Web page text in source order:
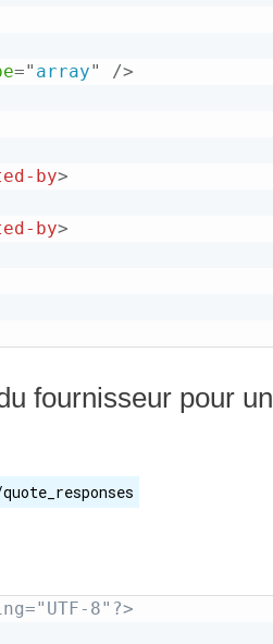
=" array" />
by>
by>
fournisseur pour
8"?>